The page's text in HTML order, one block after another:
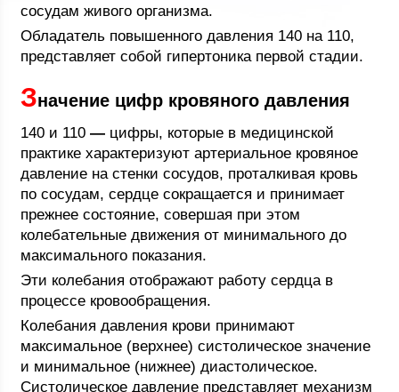
сосудам живого организма.
Обладатель повышенного давления 140 на 110,
представляет собой гипертоника первой стадии.
Значение цифр кровяного давления
140 и 110— цифры, которые в медицинской
практике характеризуют артериальное кровяное
давление на стенки сосудов, проталкивая кровь
по сосудам, сердце сокращается и принимает
прежнее состояние, совершая при этом
колебательные движения от минимального до
максимального показания.
Эти колебания отображают работу сердца в
процессе кровообращения.
Колебания давления крови принимают
максимальное (верхнее) систолическое значение
и минимальное (нижнее) диастолическое.
Систолическое давление представляет механизм